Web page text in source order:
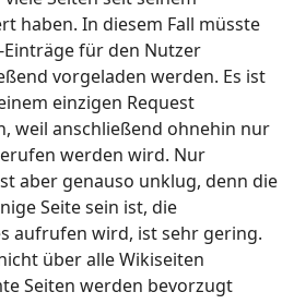
haben. In diesem Fall müsste
für den Nutzer
vorgeladen werden. Es ist
einzigen Request
weil anschließend ohnehin nur
werden wird. Nur
aber genauso unklug, denn die
Seite sein ist, die
aufrufen wird, ist sehr gering.
über alle Wikiseiten
Seiten werden bevorzugt